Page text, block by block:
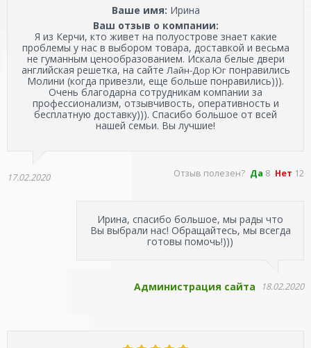
Ваше имя: Ирина
Ваш отзыв о компании:
Я из Керчи, кто живет на полуострове знает какие
проблемы у нас в выбором товара, доставкой и весьма
не гуманным ценообразованием. Искала белые двери
английская решетка, на сайте Лайн-Дор Югпонравились
Молини (когда привезли, еще больше понравились))).
Очень благодарна сотрудникам компании за
профессионализм, отзывчивость, оперативность и
бесплатную доставку))). Спасибо большое от всей
нашей семьи. Вы лучшие!
17.02.2020 Отзыв полезен? Да 8 Нет 12
Ирина, спасибо большое, мы рады что
Вы выбрали нас! Обращайтесь, мы всегда
готовы помочь!)))
18.02.2020
Администрация сайта